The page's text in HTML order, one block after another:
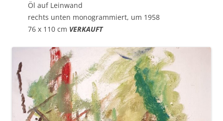
Öl auf Leinwand
rechts unten monogrammiert, um 1958
76 x 110 cm VERKAUFT